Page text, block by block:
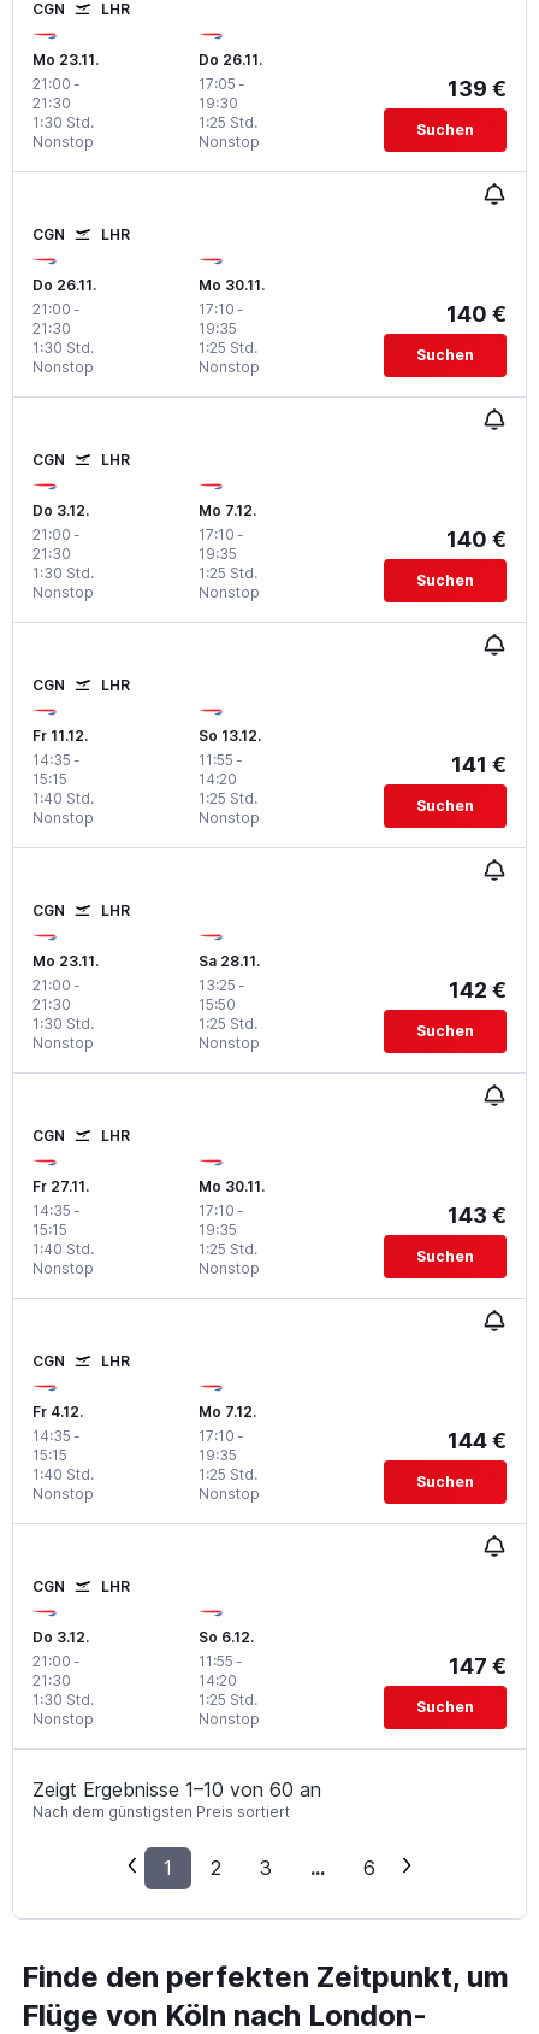
CGN LHR
Mo 23.11.
21:00 -
21:30
Nonstop
1:30 Std.
Do 26.11.
17:05 -
19:30
Nonstop
1:25 Std.
139 €
Suchen
CGN LHR
Do 26.11.
21:00 -
21:30
Nonstop
1:30 Std.
Mo 30.11.
17:10 -
19:35
Nonstop
1:25 Std.
140 €
Suchen
CGN LHR
Do 3.12.
21:00 -
21:30
Nonstop
1:30 Std.
Mo 7.12.
17:10 -
19:35
Nonstop
1:25 Std.
140 €
Suchen
CGN LHR
Fr 11.12.
14:35 -
15:15
Nonstop
1:40 Std.
So 13.12.
11:55 -
14:20
Nonstop
1:25 Std.
141 €
Suchen
CGN LHR
Mo 23.11.
21:00 -
21:30
Nonstop
1:30 Std.
Sa 28.11.
13:25 -
15:50
Nonstop
1:25 Std.
142 €
Suchen
CGN LHR
Fr 27.11.
14:35 -
15:15
Nonstop
1:40 Std.
Mo 30.11.
17:10 -
19:35
Nonstop
1:25 Std.
143 €
Suchen
CGN LHR
Fr 4.12.
14:35 -
15:15
Nonstop
1:40 Std.
Mo 7.12.
17:10 -
19:35
Nonstop
1:25 Std.
144 €
Suchen
CGN LHR
Do 3.12.
21:00 -
21:30
Nonstop
1:30 Std.
So 6.12.
11:55 -
14:20
Nonstop
1:25 Std.
147 €
Suchen
Zeigt Ergebnisse 1–10 von 60 an
Nach dem günstigsten Preis sortiert
1 2 3 ... 6
Finde den perfekten Zeitpunkt, um
Flüge von Köln nach London-